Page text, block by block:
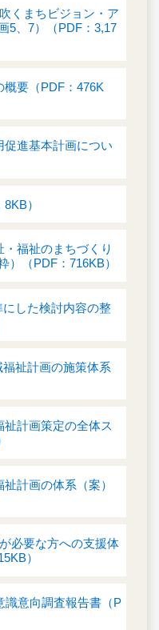
くまちビジョン・ア
5、7）（PDF：3,17
要（PDF：476K
進基本計画につい
）
福祉のまちづくり
）（PDF：716KB）
した検討内容の整
祉計画の施策体系
計画策定の全体ス
計画の体系（案）
必要な方への支援体
）
意向調査報告書（P